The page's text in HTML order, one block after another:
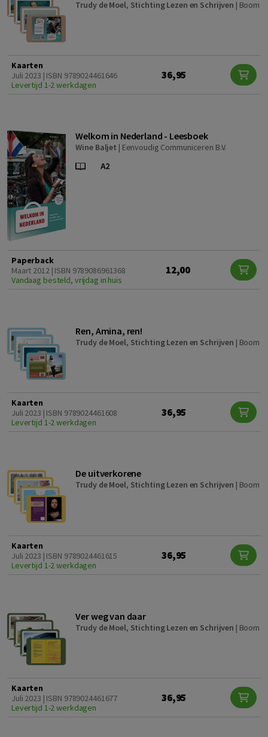
Trudy de Moel, Stichting Lezen en Schrijven | Boom
Kaarten
Juli 2023 | ISBN 9789024461646
Levertijd 1-2 werkdagen
36,95
Welkom in Nederland - Leesboek
Wine Baljet | Eenvoudig Communiceren B.V.
Paperback
Maart 2012 | ISBN 9789086961368
Vandaag besteld, vrijdag in huis
12,00
Ren, Amina, ren!
Trudy de Moel, Stichting Lezen en Schrijven | Boom
Kaarten
Juli 2023 | ISBN 9789024461608
Levertijd 1-2 werkdagen
36,95
De uitverkorene
Trudy de Moel, Stichting Lezen en Schrijven | Boom
Kaarten
Juli 2023 | ISBN 9789024461615
Levertijd 1-2 werkdagen
36,95
Ver weg van daar
Trudy de Moel, Stichting Lezen en Schrijven | Boom
Kaarten
Juli 2023 | ISBN 9789024461677
Levertijd 1-2 werkdagen
36,95